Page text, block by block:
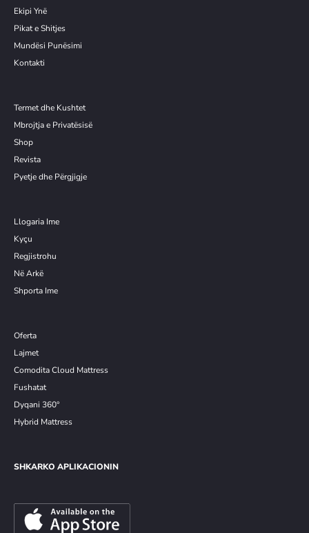
Ekipi Ynë
Pikat e Shitjes
Mundësi Punësimi
Kontakti
Termet dhe Kushtet
Mbrojtja e Privatësisë
Shop
Revista
Pyetje dhe Përgjigje
Llogaria Ime
Kyçu
Regjistrohu
Në Arkë
Shporta Ime
Oferta
Lajmet
Comodita Cloud Mattress
Fushatat
Dyqani 360°
Hybrid Mattress
SHKARKO APLIKACIONIN